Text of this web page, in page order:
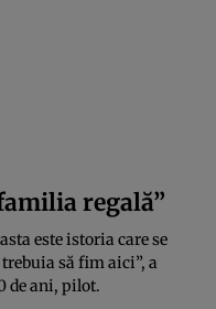
regală”
este istoria care se
să fim aici”, a
de ani, pilot.